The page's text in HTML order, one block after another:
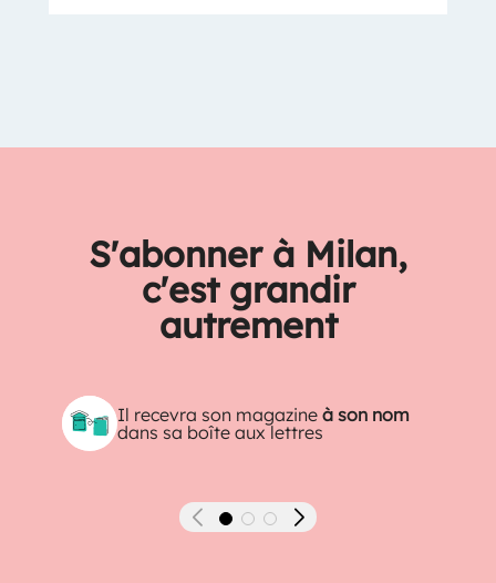
S'abonner à Milan,
c'est grandir
autrement
Il recevra son magazineà son nom
dans sa boîte aux lettres
Précédent Suivant